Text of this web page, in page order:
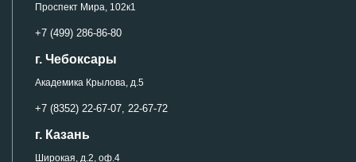
Проспект Мира, 102к1
+7 (499) 286-86-80
г. Чебоксары
Академика Крылова, д.5
+7 (8352) 22-67-07, 22-67-72
г. Казань
Широкая, д.2, оф.4